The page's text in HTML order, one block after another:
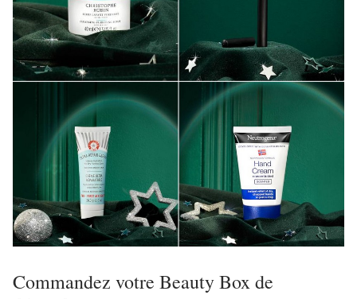
Commandez votre Beauty Box de